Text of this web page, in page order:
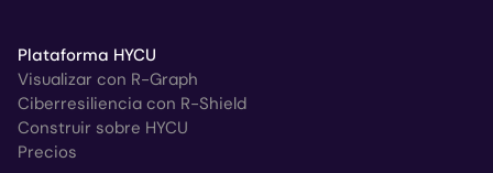
Plataforma HYCU
Visualizar con R-Graph
Ciberresiliencia con R-Shield
Construir sobre HYCU
Precios